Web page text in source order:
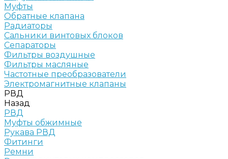
Муфты
Обратные клапана
Радиаторы
Сальники винтовых блоков
Сепараторы
Фильтры воздушные
Фильтры масляные
Частотные преобразователи
Электромагнитные клапаны
РВД
Назад
РВД
Муфты обжимные
Рукава РВД
Фитинги
Ремни